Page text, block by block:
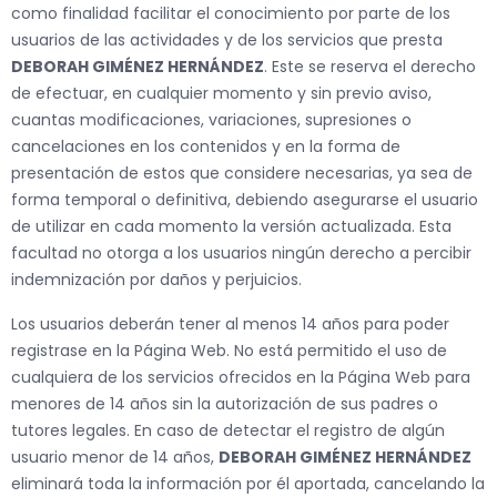
como finalidad facilitar el conocimiento por parte de los
usuarios de las actividades y de los servicios que presta
DEBORAH GIMÉNEZ HERNÁNDEZ. Este se reserva el derecho
de efectuar, en cualquier momento y sin previo aviso,
cuantas modificaciones, variaciones, supresiones o
cancelaciones en los contenidos y en la forma de
presentación de estos que considere necesarias, ya sea de
forma temporal o definitiva, debiendo asegurarse el usuario
de utilizar en cada momento la versión actualizada. Esta
facultad no otorga a los usuarios ningún derecho a percibir
indemnización por daños y perjuicios.
Los usuarios deberán tener al menos 14 años para poder
registrase en la Página Web. No está permitido el uso de
cualquiera de los servicios ofrecidos en la Página Web para
menores de 14 años sin la autorización de sus padres o
tutores legales. En caso de detectar el registro de algún
usuario menor de 14 años, DEBORAH GIMÉNEZ HERNÁNDEZ
eliminará toda la información por él aportada, cancelando la